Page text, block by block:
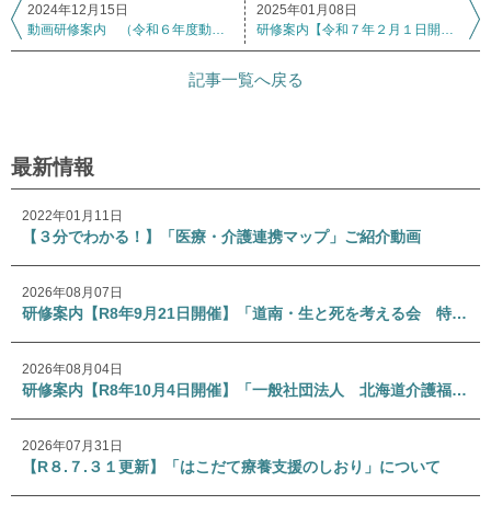
2024年12月15日
2025年01月08日
記事一覧へ戻る
最新情報
2022年01月11日
【３分でわかる！】「医療・介護連携マップ」ご紹介動画
2026年08月07日
研修案内【R8年9月21日開催】「道南・生と死を考える会 特別講演会」
2026年08月04日
研修案内【R8年10月4日開催】「一般社団法人 北海道介護福祉士会 専門研修Ⅰ」
2026年07月31日
【R８.７.３１更新】「はこだて療養支援のしおり」について